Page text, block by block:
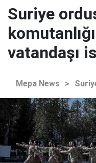
Suriye
vatandaşı
Mepa News >